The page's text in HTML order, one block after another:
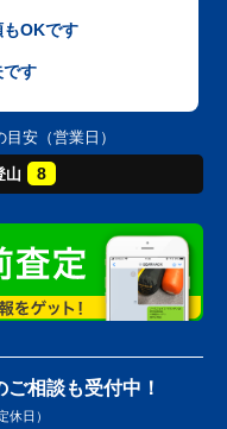
OKです
です
安（営業日）
山 8
相談も受付中！
休日）